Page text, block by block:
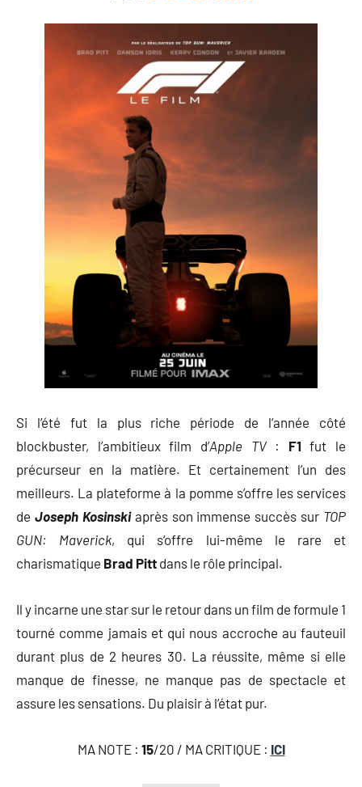
Si l’été fut la plus riche période de l’année côté
blockbuster, l’ambitieux film d’Apple TV: F1fut le
précurseur en la matière. Et certainement l’un des
meilleurs. La plateforme à la pomme s’offre les services
de Joseph Kosinskiaprès son immense succès sur TOP
GUN: Maverick, qui s’offre lui-même le rare et
charismatique Brad Pitt dans le rôle principal.
Il y incarne une star sur le retour dans un film de formule 1
tourné comme jamais et qui nous accroche au fauteuil
durant plus de 2 heures 30. La réussite, même si elle
manque de finesse, ne manque pas de spectacle et
assure les sensations. Du plaisir à l’état pur.
MA NOTE : 15/20 / MA CRITIQUE : ICI